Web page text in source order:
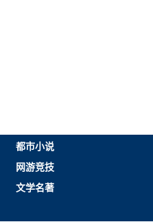
都市小说
网游竞技
文学名著